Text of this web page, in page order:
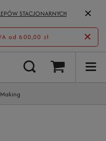
STACJONARNYCH
od 600,00 zł